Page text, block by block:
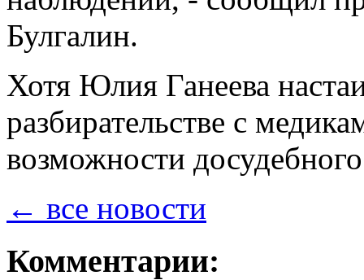
Булгалин.
Хотя Юлия Ганеева
разбирательстве с
возможности
← все новости
Комментарии: